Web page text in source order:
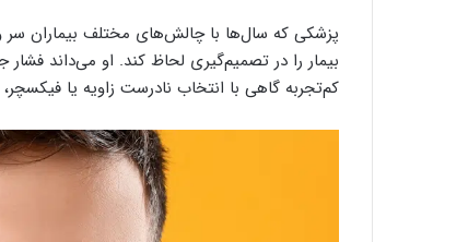
پزشکی که سال‌ها با چالش‌های مختلف بیماران سر
بیمار را در تصمیم‌گیری لحاظ کند. او می‌داند
کم‌تجربه گاهی با انتخاب نادرست زاویه یا